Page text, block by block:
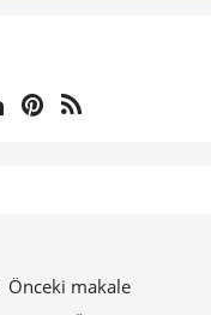
Önceki makale